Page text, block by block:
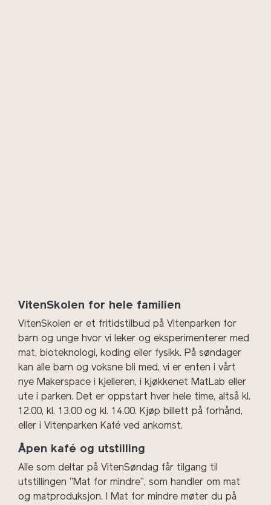
VitenSkolen for hele familien
VitenSkolen er et fritidstilbud på Vitenparken for
barn og unge hvor vi leker og eksperimenterer med
mat, bioteknologi, koding eller fysikk. På søndager
kan alle barn og voksne bli med, vi er enten i vårt
nye Makerspace i kjelleren, i kjøkkenet MatLab eller
ute i parken. Det er oppstart hver hele time, altså kl.
12.00, kl. 13.00 og kl. 14.00. Kjøp billett på forhånd,
eller i Vitenparken Kafé ved ankomst.
Åpen kafé og utstilling
Alle som deltar på VitenSøndag får tilgang til
utstillingen ”Mat for mindre”, som handler om mat
og matproduksjon. I Mat for mindre møter du på